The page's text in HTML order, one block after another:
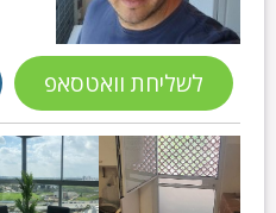
לשליחת וואטסאפ